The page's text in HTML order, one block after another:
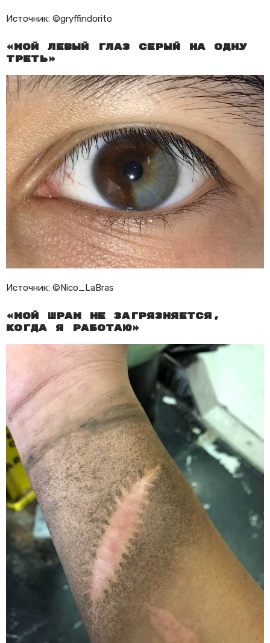
Источник: ©gryffindorito
«Мой левый глаз серый на одну
треть»
Источник: ©Nico_LaBras
«Мой шрам не загрязняется,
когда я работаю»